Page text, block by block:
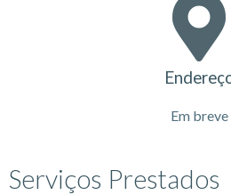
Em breve
Serviços Prestados